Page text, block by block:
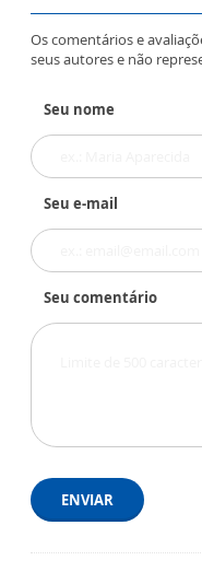
Os comentários e
seus autores e não
Seu nome
Seu e-mail
Seu comentário
ENVIAR